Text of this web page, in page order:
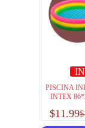
PISCINA
INTEX
$
$11.99